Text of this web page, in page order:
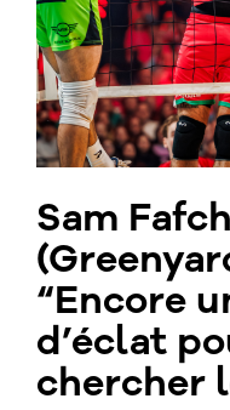
Sam
“Encore
d’éclat
chercher